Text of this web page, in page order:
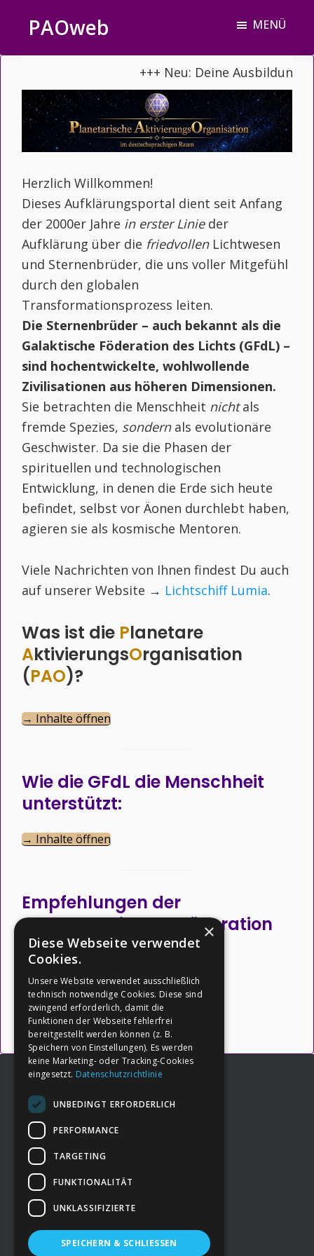
Inhalt
springen
Fußzeile
springen
PAOweb
AktivierungsOrganisation)
MENÜ
+++ Neu: Deine Ausbildung
Herzlich Willkommen!
Dieses Aufklärungsportal dient seit Anfang
der 2000er Jahre in erster Linieder
Aufklärung über die friedvollen Lichtwesen
und Sternenbrüder, die uns voller Mitgefühl
durch den globalen
Transformationsprozess leiten.
Die Sternenbrüder – auch bekannt als die
Galaktische Föderation des Lichts (GFdL) –
sind hochentwickelte, wohlwollende
Zivilisationen aus höheren Dimensionen.
Sie betrachten die Menschheit nichtals
fremde Spezies, sondern als evolutionäre
Geschwister. Da sie die Phasen der
spirituellen und technologischen
Entwicklung, in denen die Erde sich heute
befindet, selbst vor Äonen durchlebt haben,
agieren sie als kosmische Mentoren.
Viele Nachrichten von Ihnen findest Du auch
auf unserer Website → Lichtschiff Lumia.
Was ist die Planetare
AktivierungsOrganisation
(PAO)?
→ Inhalte öffnen
Wie die GFdL die Menschheit
unterstützt:
→ Inhalte öffnen
Empfehlungen der
Intergalaktischen Föderation
für Dein Leben:
(Quelle: https://botschafter-ik.de)
→ Inhalte öffnen
Footer
→Deine Spende
→Impressum
→Kontakt zum PAO Team
×
Diese Webseite verwendet
Cookies.
Unsere Website verwendet ausschließlich
technisch notwendige Cookies. Diese sind
zwingend erforderlich, damit die
Funktionen der Webseite fehlerfrei
bereitgestellt werden können (z. B.
Speichern von Einstellungen). Es werden
keine Marketing- oder Tracking-Cookies
eingesetzt. Datenschutzrichtlinie
UNBEDINGT ERFORDERLICH
PERFORMANCE
TARGETING
FUNKTIONALITÄT
UNKLASSIFIZIERTE
SPEICHERN & SCHLIESSEN